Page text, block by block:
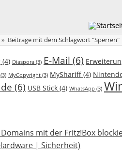
» Beiträge mit dem Schlagwort "Sperren"
(4) Diaspora (3) E-Mail (6)
(3) MyCopyright (3) MyShariff (4)
(6) USB Stick (4) WhatsApp (3)
mit der Fritz!Box
| Sicherheit)